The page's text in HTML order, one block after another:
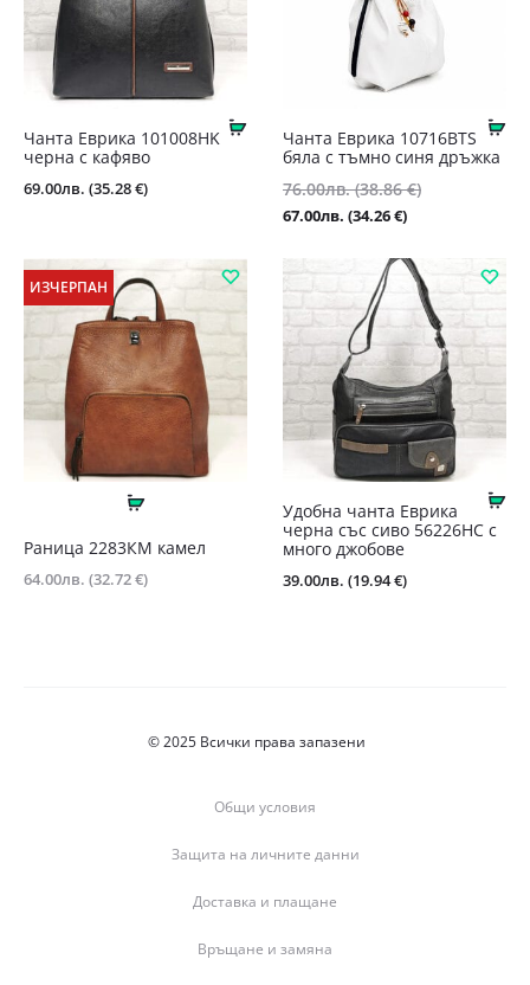
Купи
Чантa Еврика 101008HK
черна с кафяво
69.00лв. (35.28 €)
Чанта Еврика 10716BTS
бяла с тъмно синя дръжка
76.00лв. (38.86 €)Original
(38.86
€).
67.00лв. (34.26 €)Текущата
е:
67.00лв.
(34.26
€).
ИЗЧЕРПАН
Още
Раница 2283КМ камел
64.00лв. (32.72 €)
Удобна чанта Еврика
черна със сиво 56226НС с
много джобове
39.00лв. (19.94 €)
© 2025 Всички права запазени
Общи условия
Защита на личните данни
Доставка и плащане
Връщане и замяна